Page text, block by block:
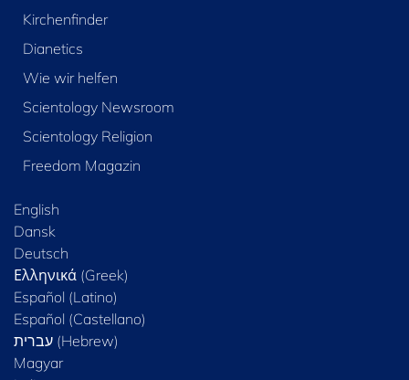
Kirchenfinder
Dianetics
Wie wir helfen
Scientology Newsroom
Scientology Religion
Freedom Magazin
English
Dansk
Deutsch
Ελληνικά (Greek)
Español (Latino)
Español (Castellano)
Magyar